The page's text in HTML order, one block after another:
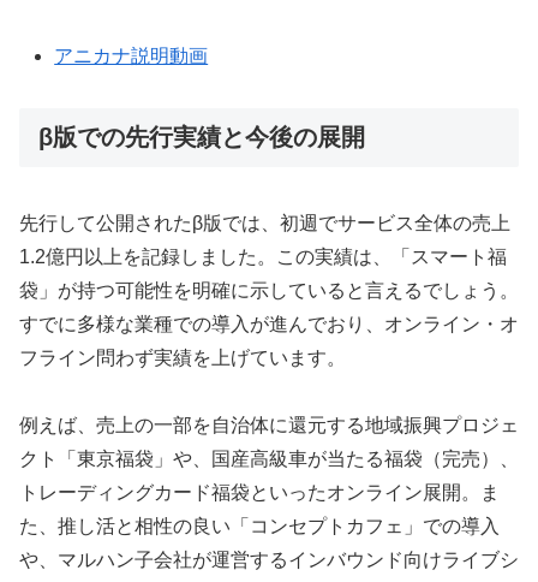
アニカナ説明動画
β版での先行実績と今後の展開
先行して公開されたβ版では、初週でサービス全体の売上
1.2億円以上を記録しました。この実績は、「スマート福
袋」が持つ可能性を明確に示していると言えるでしょう。
すでに多様な業種での導入が進んでおり、オンライン・オ
フライン問わず実績を上げています。
例えば、売上の一部を自治体に還元する地域振興プロジェ
クト「東京福袋」や、国産高級車が当たる福袋（完売）、
トレーディングカード福袋といったオンライン展開。ま
た、推し活と相性の良い「コンセプトカフェ」での導入
や、マルハン子会社が運営するインバウンド向けライブシ